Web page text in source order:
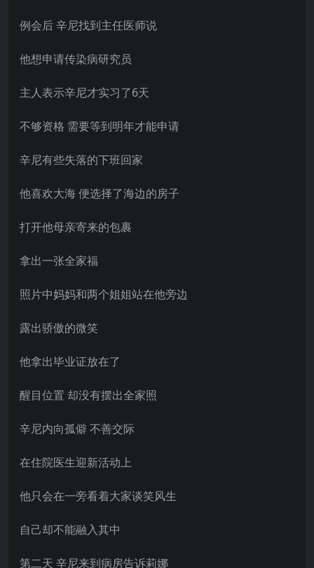
例会后 辛尼找到主任医师说
他想申请传染病研究员
主人表示辛尼才实习了6天
不够资格 需要等到明年才能申请
辛尼有些失落的下班回家
他喜欢大海 便选择了海边的房子
打开他母亲寄来的包裹
拿出一张全家福
照片中妈妈和两个姐姐站在他旁边
露出骄傲的微笑
他拿出毕业证放在了
醒目位置 却没有摆出全家照
辛尼内向孤僻 不善交际
在住院医生迎新活动上
他只会在一旁看着大家谈笑风生
自己却不能融入其中
第二天 辛尼来到病房告诉莉娜